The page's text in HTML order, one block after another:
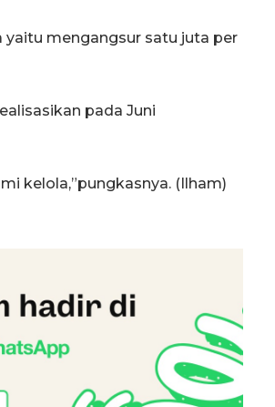
yaitu mengangsur satu juta per
pada Juni
kelola,”pungkasnya. (Ilham)